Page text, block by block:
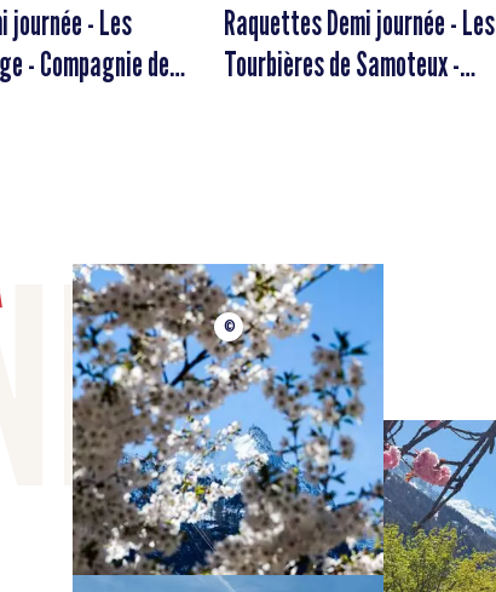
journée - Les
des
Raquettes Demi journée - Les
Tourbières de Samoteux -
©